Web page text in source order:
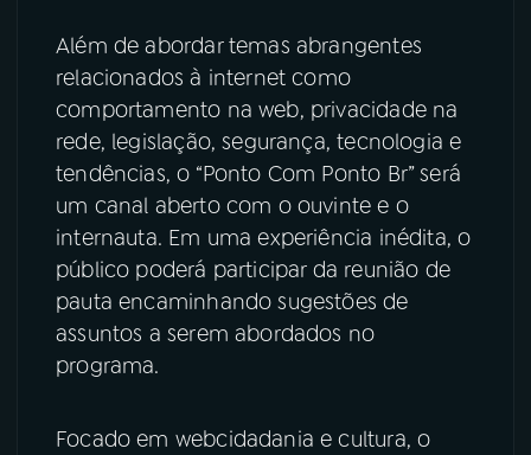
Além de abordar temas abrangentes
relacionados à internet como
comportamento na web, privacidade na
rede, legislação, segurança, tecnologia e
tendências, o “Ponto Com Ponto Br” será
um canal aberto com o ouvinte e o
internauta. Em uma experiência inédita, o
público poderá participar da reunião de
pauta encaminhando sugestões de
assuntos a serem abordados no
programa.
Focado em webcidadania e cultura, o